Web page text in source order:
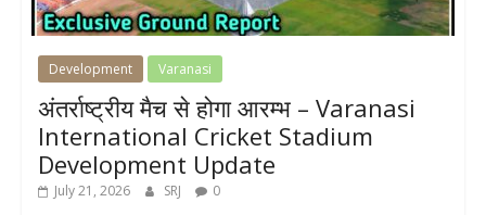
Development Varanasi
अंतर्राष्ट्रीय मैच से होगा आरम्भ – Varanasi
International Cricket Stadium
Development Update
July 21, 2026 SRJ 0